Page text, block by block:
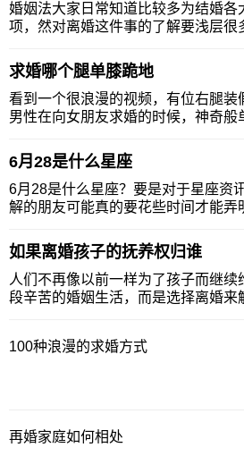
婚姻法大家日常知道比较多为结婚各
项，然对离婚这件事的了解要浅层很
在众多离婚案件，分居多久可以离婚
是大家错的比较集中的，到底新婚姻
多久可以起诉离婚？下面我们一起来
下，看看是不是
求婚哪个腿单膝跪地
看到一个很浪漫的视频，有位右腿装
男性在向女朋友求婚的时候，神奇般
人都感到不已！然求婚这件事对于很
来说，虽然比不上结婚仪式，但是各
心的美眉对于求婚仪式的神圣没有不
的。今天妈网百
6月28是什么星座
6月28是什么星座？要是对于星座资
解的朋友可能真的要花些时间才能弄
来越重要的作用。不少人因为了解星
解自己，也有不少因为星座的兴趣认
多更有趣的朋友，让生活充满乐趣。
天妈网百科
如果离婚孩子的抚养权归谁
人们不再像以前一样为了孩子而继续
段辛苦的婚姻生活，而是选择离婚来
来，妈妈网为大家普及一下关于离婚
100种浪漫的求婚方式
再婚家庭如何相处